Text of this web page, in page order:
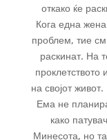
откако ќе
Кога една
проблем, тие
раскинат. На
проклетството
на својот
Ема не
како
Минесота, но